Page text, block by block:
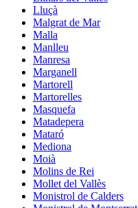
Lluçà
Malgrat de Mar
Malla
Manlleu
Manresa
Marganell
Martorell
Martorelles
Masquefa
Matadepera
Mataró
Mediona
Moià
Molins de Rei
Mollet del Vallès
Monistrol de Calders